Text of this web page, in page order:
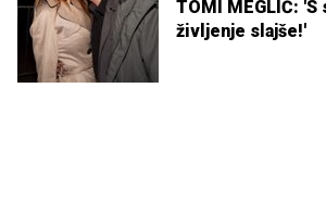
TOMI MEGLIČ: 'S
življenje slajše!'